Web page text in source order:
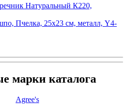
Натуральный К220,
Пчелка, 25х23 см, металл, Y4-
марки каталога
Agree's